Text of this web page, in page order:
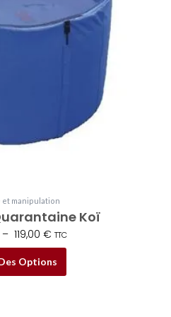
et manipulation
Koï
– 119,00 € TTC
Options
Les
options